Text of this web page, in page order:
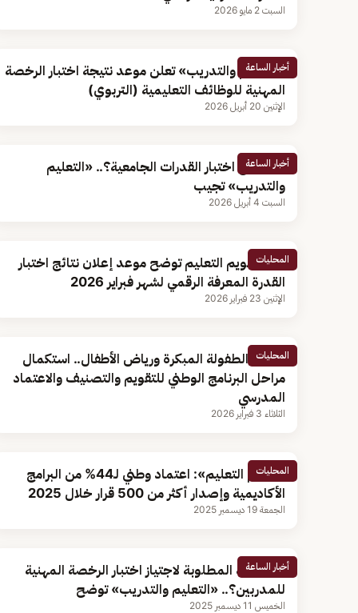
السبت 2 مايو 2026
أخبار الساعة
«التعليم والتدريب» تعلن موعد نتيجة اختبار الرخصة
المهنية للوظائف التعليمية (التربوي)
الإثنين 20 أبريل 2026
أخبار الساعة
متى يفتح اختبار القدرات الجامعية؟.. «التعليم
والتدريب» تجيب
السبت 4 أبريل 2026
المحليات
هيئة تقويم التعليم توضح موعد إعلان نتائج اختبار
القدرة المعرفة الرقمي لشهر فبراير 2026
الإثنين 23 فبراير 2026
المحليات
تشمل الطفولة المبكرة ورياض الأطفال.. استكمال
مراحل البرنامج الوطني للتقويم والتصنيف والاعتماد
المدرسي
الثلاثاء 3 فبراير 2026
المحليات
«تقويم التعليم»: اعتماد وطني لـ44% من البرامج
الأكاديمية وإصدار أكثر من 500 قرار خلال 2025
الجمعة 19 ديسمبر 2025
أخبار الساعة
ما الدرجة المطلوبة لاجتياز اختبار الرخصة المهنية
للمدربين؟.. «التعليم والتدريب» توضح
الخميس 11 ديسمبر 2025